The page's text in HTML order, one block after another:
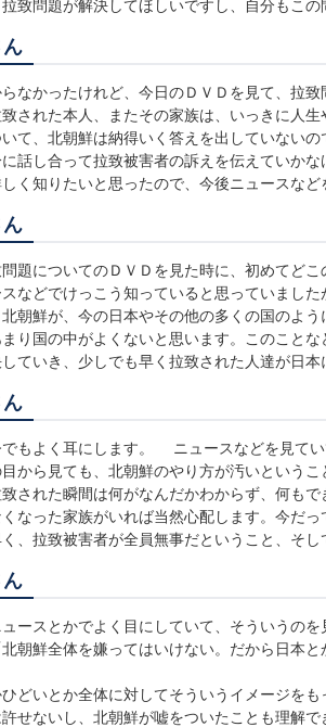
致問題が解決してほしいですし、自分もこ
なかったけれど、今日のＤＶＤを見て、拉致
された本人、またその家族は、いっきに人生
て、北朝鮮は納得いく答えを出していない
話し合って拉致被害者の訴えを伝えていかな
く知りたいと思ったので、今後ニュースなど
題についてのＤＶＤを見た時に、初めてど
などでけっこう知っていると思っていまし
朝鮮が、今の日本やその他の多くの国のよ
り国の中がよくないと思います。このこと
ていき、少しでも早く拉致された人達が日
もよく耳にします。 ニュースなどを見て
から見ても、北朝鮮のやり方が汚いという
された瞬間は何がなんだかわからず、何も
なった家族がいれば当然心配します。今だ
、拉致被害者が全員無事だということ、そ
ースとかでよく目にしていて、そういうのを
朝鮮全体を嫌ってはいけない。だから日本
どいとか全体に対してそういうイメージを
せないし、北朝鮮が嘘をついたことも理解で